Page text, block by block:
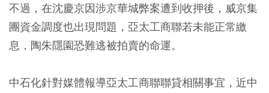
不過，在沈慶京因涉京華城弊案遭到收押後，威京集
團資金調度也出現問題，亞太工商聯若未能正常繳
息，陶朱隱園恐難逃被拍賣的命運。
中石化針對媒體報導亞太工商聯聯貸相關事宜，近中